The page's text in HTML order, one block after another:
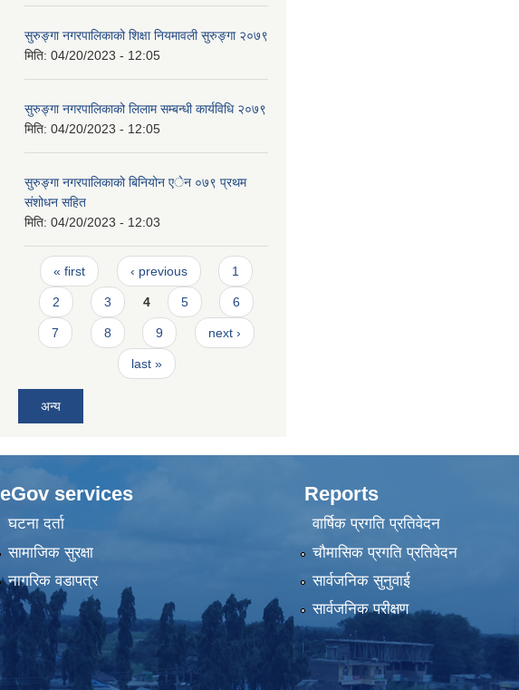
सुरुङ्गा नगरपालिकाको शिक्षा नियमावली सुरुङ्गा २०७९
मिति: 04/20/2023 - 12:05
सुरुङ्गा नगरपालिकाको लिलाम सम्बन्धी कार्यविधि २०७९
मिति: 04/20/2023 - 12:05
सुरुङ्गा नगरपालिकाको बिनियोन एेन ०७९ प्रथम
संशोधन सहित
मिति: 04/20/2023 - 12:03
Pages
« first ‹ previous 1
2 3 4 5 6
7 8 9 next ›
last »
अन्य
eGov services
घटना दर्ता
सामाजिक सुरक्षा
नागरिक वडापत्र
Reports
वार्षिक प्रगति प्रतिवेदन
चौमासिक प्रगति प्रतिवेदन
सार्वजनिक सुनुवाई
सार्वजनिक परीक्षण